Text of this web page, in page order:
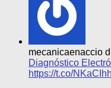
mecanicaenaccio
Diagnóstico
https://t.co/